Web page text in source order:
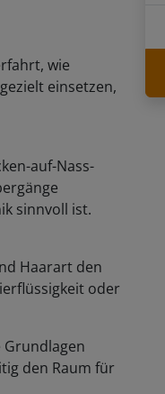
wie
einsetzen,
auf-Nass-
sinnvoll ist.
Haarart den
oder
den Raum für